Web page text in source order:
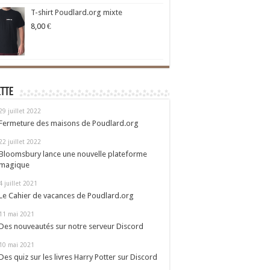
T-shirt Poudlard.org mixte
8,00 €
juillet 2022
des maisons de Poudlard.org
juillet 2022
lance une nouvelle plateforme
juillet 2021
Cahier de vacances de Poudlard.org
mai 2021
nouveautés sur notre serveur Discord
mai 2021
quiz sur les livres Harry Potter sur Discord